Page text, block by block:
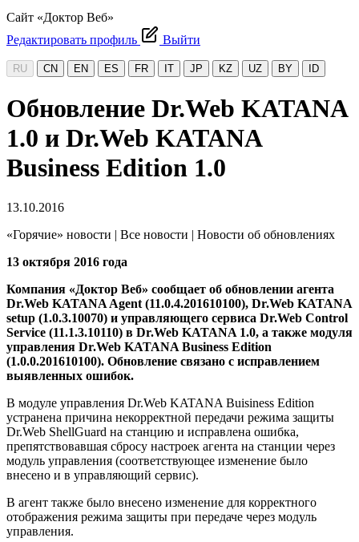
Сайт «Доктор Веб»
Редактировать профиль
Выйти
RU CN EN ES FR IT JP KZ UZ BY ID
Обновление Dr.Web KATANA
1.0 и Dr.Web KATANA
Business Edition 1.0
13.10.2016
«Горячие» новости | Все новости | Новости об обновлениях
13 октября 2016 года
Компания «Доктор Веб» сообщает об обновлении агента
Dr.Web KATANA Agent (11.0.4.201610100), Dr.Web KATANA
setup (1.0.3.10070) и управляющего сервиса Dr.Web Control
Service (11.1.3.10110) в Dr.Web KATANA 1.0, а также модуля
управления Dr.Web KATANA Business Edition
(1.0.0.201610100). Обновление связано с исправлением
выявленных ошибок.
В модуле управления Dr.Web KATANA Buisiness Edition
устранена причина некорректной передачи режима защиты
Dr.Web ShellGuard на станцию и исправлена ошибка,
препятствовавшая сбросу настроек агента на станции через
модуль управления (соответствующее изменение было
внесено и в управляющий сервис).
В агент также было внесено изменение для корректного
отображения режима защиты при передаче через модуль
управления.